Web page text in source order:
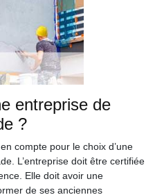
entreprise de
?
compte pour le choix d’une
L’entreprise doit être certifiée
Elle doit avoir une
de ses anciennes